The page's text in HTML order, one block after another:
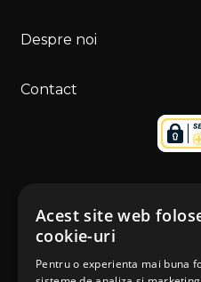
Despre noi
Contact
Acest site web
cookie-uri
Pentru o experienta mai buna